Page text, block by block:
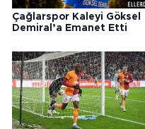
Çağlarspor Kaleyi Göksel
Demiral’a Emanet Etti